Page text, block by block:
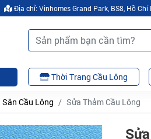
Địa chỉ: Vinhomes Grand Park, BS8, Hồ
Thời Trang Cầu Lông
Cầu Lông Sửa Thảm Cầu Lông